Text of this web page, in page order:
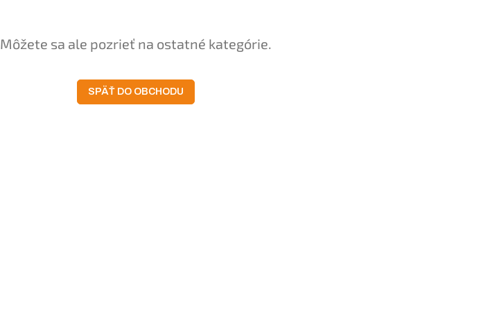
Môžete sa ale pozrieť na ostatné kategórie.
SPÄŤ DO OBCHODU